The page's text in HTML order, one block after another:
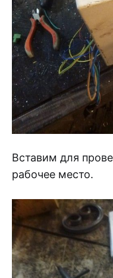
Вставим для
рабочее место.